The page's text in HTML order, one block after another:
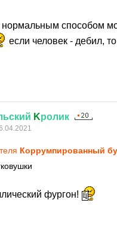
нормальным способом
если человек - дебил,
Kролик
Коррумпированный
фургон!